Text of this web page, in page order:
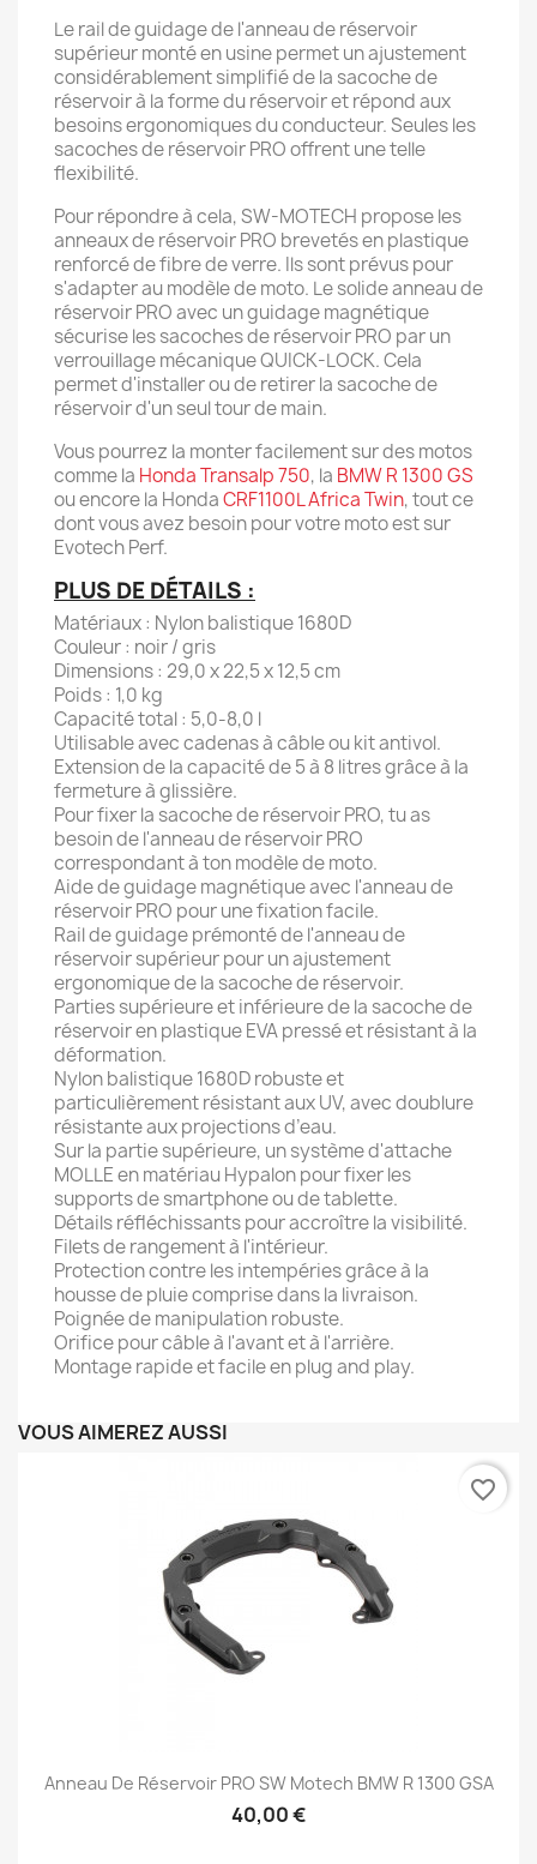
Le rail de guidage de l'anneau de réservoir
supérieur monté en usine permet un ajustement
considérablement simplifié de la sacoche de
réservoir à la forme du réservoir et répond aux
besoins ergonomiques du conducteur. Seules les
sacoches de réservoir PRO offrent une telle
flexibilité.
Pour répondre à cela, SW-MOTECH propose les
anneaux de réservoir PRO brevetés en plastique
renforcé de fibre de verre. Ils sont prévus pour
s'adapter au modèle de moto. Le solide anneau de
réservoir PRO avec un guidage magnétique
sécurise les sacoches de réservoir PRO par un
verrouillage mécanique QUICK-LOCK. Cela
permet d'installer ou de retirer la sacoche de
réservoir d'un seul tour de main.
Vous pourrez la monter facilement sur des motos
comme la Honda Transalp 750, la BMW R 1300 GS
ou encore la HondaCRF1100L Africa Twin, tout ce
dont vous avez besoin pour votre moto est sur
Evotech Perf.
PLUS DE DÉTAILS :
Matériaux : Nylon balistique 1680D
Couleur : noir / gris
Dimensions : 29,0 x 22,5 x 12,5 cm
Poids : 1,0 kg
Capacité total : 5,0-8,0 l
Utilisable avec cadenas à câble ou kit antivol.
Extension de la capacité de 5 à 8 litres grâce à la
fermeture à glissière.
Pour fixer la sacoche de réservoir PRO, tu as
besoin de l'anneau de réservoir PRO
correspondant à ton modèle de moto.
Aide de guidage magnétique avec l'anneau de
réservoir PRO pour une fixation facile.
Rail de guidage prémonté de l'anneau de
réservoir supérieur pour un ajustement
ergonomique de la sacoche de réservoir.
Parties supérieure et inférieure de la sacoche de
réservoir en plastique EVA pressé et résistant à la
déformation.
Nylon balistique 1680D robuste et
particulièrement résistant aux UV, avec doublure
résistante aux projections d’eau.
Sur la partie supérieure, un système d'attache
MOLLE en matériau Hypalon pour fixer les
supports de smartphone ou de tablette.
Détails réfléchissants pour accroître la visibilité.
Filets de rangement à l'intérieur.
Protection contre les intempéries grâce à la
housse de pluie comprise dans la livraison.
Poignée de manipulation robuste.
Orifice pour câble à l'avant et à l'arrière.
Montage rapide et facile en plug and play.
VOUS AIMEREZ AUSSI
Anneau De Réservoir PRO SW Motech BMW R 1300 GSA
40,00 €
favorite_border